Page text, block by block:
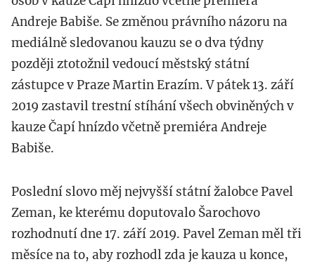
Andreje Babiše. Se změnou právního názoru na
mediálně sledovanou kauzu se o dva týdny
později ztotožnil vedoucí městský státní
zástupce v Praze Martin Erazím. V pátek 13. září
2019 zastavil trestní stíhání všech obviněných v
kauze Čapí hnízdo včetně premiéra Andreje
Babiše.
Poslední slovo měj nejvyšší státní žalobce Pavel
Zeman, ke kterému doputovalo Šarochovo
rozhodnutí dne 17. září 2019. Pavel Zeman měl tři
měsíce na to, aby rozhodl zda je kauza u konce,